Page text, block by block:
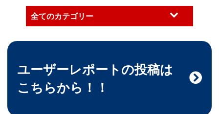
ユーザーレポートの投稿は
こちらから！！